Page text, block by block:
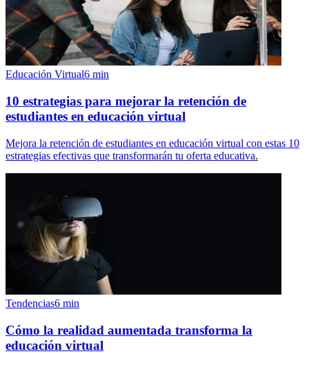
Educación Virtual6 min
10 estrategias para mejorar la retención de
estudiantes en educación virtual
Mejora la retención de estudiantes en educación virtual con estas 10
estrategias efectivas que transformarán tu oferta educativa.
Tendencias6 min
Cómo la realidad aumentada transforma la
educación virtual